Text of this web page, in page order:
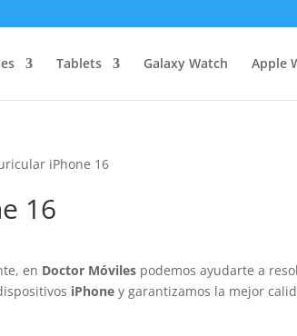
Tablets Galaxy Watch Apple
iPhone 16
16
en Doctor Móviles podemos ayudarte a
iPhone y garantizamos la mejor